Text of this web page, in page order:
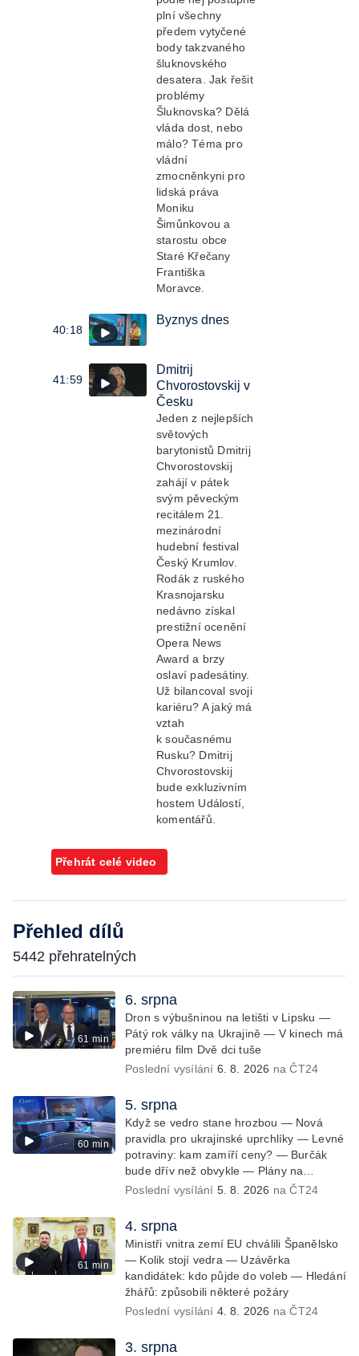
plní všechny
předem vytyčené
body takzvaného
šluknovského
desatera. Jak řešit
problémy
Šluknovska? Dělá
vláda dost, nebo
málo? Téma pro
vládní
zmocněnkyni pro
lidská práva
Moniku
Šimůnkovou a
starostu obce
Staré Křečany
Františka
Moravce.
40:18
Byznys dnes
41:59
Dmitrij
Chvorostovskij v
Česku
Jeden z nejlepších
světových
barytonistů Dmitrij
Chvorostovskij
zahájí v pátek
svým pěveckým
recitálem 21.
mezinárodní
hudební festival
Český Krumlov.
Rodák z ruského
Krasnojarsku
nedávno získal
prestižní ocenění
Opera News
Award a brzy
oslaví padesátiny.
Už bilancoval svoji
kariéru? A jaký má
vztah
k současnému
Rusku? Dmitrij
Chvorostovskij
bude exkluzivním
hostem Událostí,
komentářů.
Přehrát celé video
Přehled dílů
5442 přehratelných
61 min
6. srpna
Dron s výbušninou na letišti v Lipsku —
Pátý rok války na Ukrajině — V kinech má
premiéru film Dvě dci tuše
Poslední vysílání 6. 8. 2026 na ČT24
60 min
5. srpna
Když se vedro stane hrozbou — Nová
pravidla pro ukrajinské uprchlíky — Levné
potraviny: kam zamíří ceny? — Burčák
bude dřív než obvykle — Plány na
soukromou orbitální stanici
Poslední vysílání 5. 8. 2026 na ČT24
61 min
4. srpna
Ministři vnitra zemí EU chválili Španělsko
— Kolik stojí vedra — Uzávěrka
kandidátek: kdo půjde do voleb — Hledání
žhářů: způsobili některé požáry
Poslední vysílání 4. 8. 2026 na ČT24
3. srpna